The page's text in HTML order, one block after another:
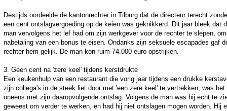
Destijds oordeelde de kantonrechter in Tilburg dat de directeur terecht
een cent ontslagvergoeding op de keien was geknikkerd. Dit jaar bleek dat
man vervolgens het lef had om zijn werkgever voor de rechter te slepen,
nabetaling van een bonus te eisen. Ondanks zijn seksuele escapades gaf
rechter hem gelijk. De man kon ruim 74.000 euro opstrijken.
3. Geen cent na 'zere keel' tijdens kerstdrukte
Een keukenhulp van een restaurant die vorig jaar tijdens een drukke
zijn collega's in de steek liet door met 'een zere keel' te vertrekken, was het
oneens met zijn daaropvolgende ontslag. Volgens de man was hij echt te
geweest om verder te werken, en had hij niet ontslagen mogen worden. Hij